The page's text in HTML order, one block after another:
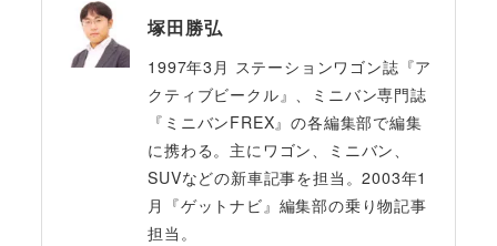
塚田勝弘
1997年3月 ステーションワゴン誌『ア
クティブビークル』、ミニバン専門誌
『ミニバンFREX』の各編集部で編集
に携わる。主にワゴン、ミニバン、
SUVなどの新車記事を担当。2003年1
月『ゲットナビ』編集部の乗り物記事
担当。